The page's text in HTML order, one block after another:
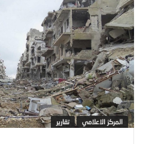
المركز الاعلامي تقارير